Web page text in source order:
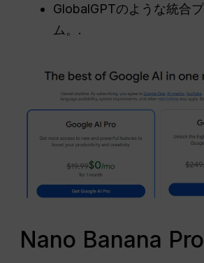
GlobalGPTのような統合
ム。.
Nano Banana